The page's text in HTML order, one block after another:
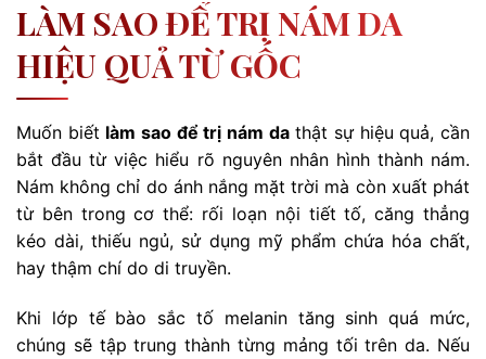
LÀM SAO ĐỂ TRỊ NÁM DA
HIỆU QUẢ TỪ GỐC
Muốn biết làm sao để trị nám dathật sự hiệu quả, cần
bắt đầu từ việc hiểu rõ nguyên nhân hình thành nám.
Nám không chỉ do ánh nắng mặt trời mà còn xuất phát
từ bên trong cơ thể: rối loạn nội tiết tố, căng thẳng
kéo dài, thiếu ngủ, sử dụng mỹ phẩm chứa hóa chất,
hay thậm chí do di truyền.
Khi lớp tế bào sắc tố melanin tăng sinh quá mức,
chúng sẽ tập trung thành từng mảng tối trên da. Nếu